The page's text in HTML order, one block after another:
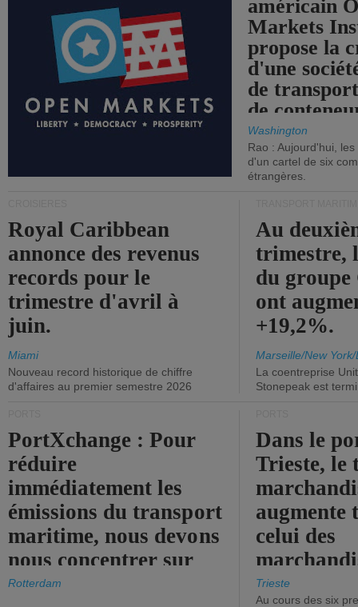
américain
Markets
propose la
d'une
de
de
Washington
Rao : Aujourd'hui,
d'un cartel de six
étrangères.
Royal Caribbean
annonce des revenus
records pour le
trimestre d'avril à
juin.
Miami
Nouveau record historique de chiffre
d'affaires au premier semestre 2026
Au
trimestre,
du
ont
+19,2%.
Marseille/New
La coentreprise
Stonepeak est
PortXchange : Pour
réduire
immédiatement les
émissions du transport
maritime, nous devons
nous concentrer sur
les ports.
Rotterdam
Dans le
Trieste, le
augmente
celui des
diminue.
Trieste
Au cours des six